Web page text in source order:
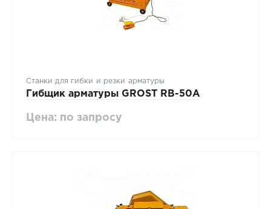
Станки для гибки и резки арматуры
Гибщик арматуры GROST RB-50A
Цена: по запросу